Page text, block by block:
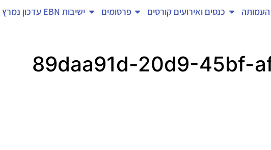
העמותה כנסים ואירועים קורסים פרסומים ישיבות EBN עדכון נמרץ
89daa91d-20d9-45bf-